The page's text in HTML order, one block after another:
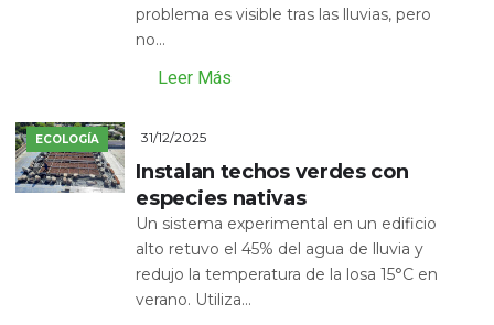
problema es visible tras las lluvias, pero
no...
Leer Más
ECOLOGÍA 31/12/2025
Instalan techos verdes con
especies nativas
Un sistema experimental en un edificio
alto retuvo el 45% del agua de lluvia y
redujo la temperatura de la losa 15°C en
verano. Utiliza...